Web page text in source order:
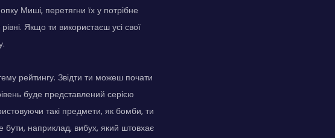
Миші, перетягни їх у потрібне
Якщо ти використаєш усі свої
рейтингу. Звідти ти можеш почати
буде представлений серією
такі предмети, як бомби, ти
наприклад, вибух, який штовхає